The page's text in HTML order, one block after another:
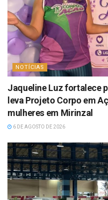
NOTÍCIAS
Jaqueline Luz fortalece
leva Projeto Corpo em
mulheres em Mirinzal
6 DE AGOSTO DE 2026